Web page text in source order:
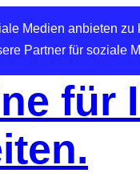
Medien anbieten
Partner für soziale
für